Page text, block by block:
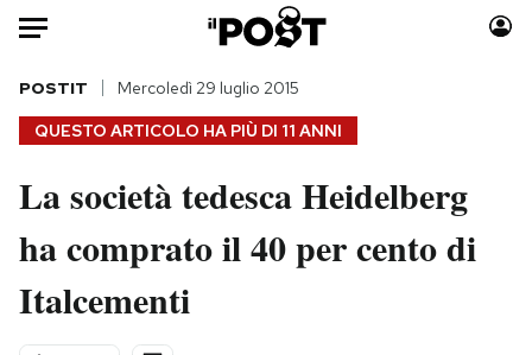
Auto
HOME
Italia
Politica
Tecnologia
Moda
Consumismi
QUESTO ARTICOLO HA PIÙ DI 11 ANNI
POSTIT Mercoledì 29 luglio 2015
La società tedesca Heidelberg
ha comprato il 40 per cento di
Italcementi